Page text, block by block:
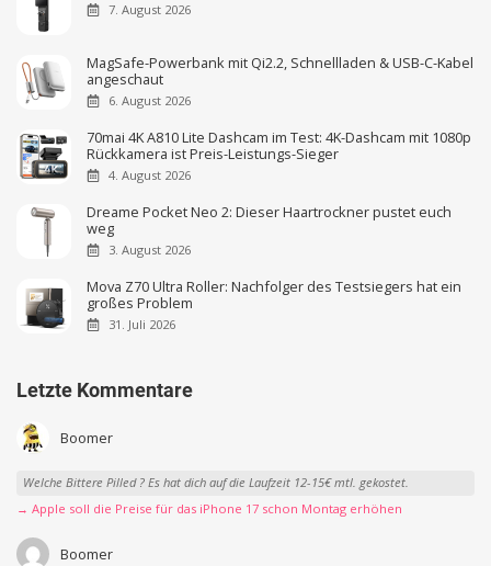
7. August 2026
MagSafe-Powerbank mit Qi2.2, Schnellladen & USB-C-Kabel
angeschaut
6. August 2026
70mai 4K A810 Lite Dashcam im Test: 4K-Dashcam mit 1080p
Rückkamera ist Preis-Leistungs-Sieger
4. August 2026
Dreame Pocket Neo 2: Dieser Haartrockner pustet euch
weg
3. August 2026
Mova Z70 Ultra Roller: Nachfolger des Testsiegers hat ein
großes Problem
31. Juli 2026
Letzte Kommentare
Boomer
Welche Bittere Pilled ? Es hat dich auf die Laufzeit 12-15€ mtl. gekostet.
→ Apple soll die Preise für das iPhone 17 schon Montag erhöhen
Boomer